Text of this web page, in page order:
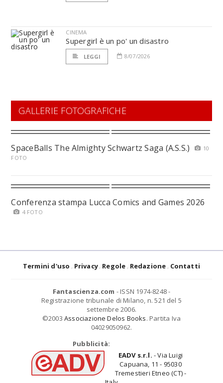
CINEMA
Supergirl è un po' un disastro
LEGGI 8/07/2026
GALLERIE FOTOGRAFICHE
SpaceBalls The Almighty Schwartz Saga (A.S.S.)
10
FOTO
Conferenza stampa Lucca Comics and Games 2026
4 FOTO
Termini d'uso Privacy Regole Redazione Contatti
Fantascienza.com - ISSN 1974-8248 -
Registrazione tribunale di Milano, n. 521 del 5
settembre 2006.
©2003 Associazione Delos Books. Partita Iva
04029050962.
Pubblicità:
EADV s.r.l. - Via Luigi
Capuana, 11 - 95030
Tremestieri Etneo (CT) -